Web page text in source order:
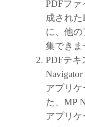
ユーザ
改変、
は逆ア
キヤノ
よびキ
ザーの
用で
と、そ
しませ
PDFファ
成され
に、他
集できま
PDFテキ
アプリ
た、MP
アプリ